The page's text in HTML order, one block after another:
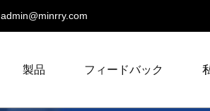
admin@minrry.com
製品 フィードバック